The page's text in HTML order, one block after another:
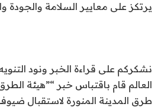
يرتكز على معايير السلامة والجودة
نشكركم على قراءة الخبر ونود
العالم قام باقتباس خبر “”هيئة
طرق المدينة المنورة لاستقبال